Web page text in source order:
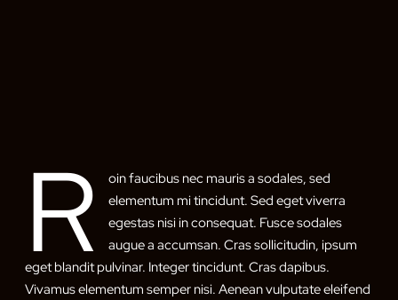
R
oin faucibus nec mauris a sodales, sed
elementum mi tincidunt. Sed eget viverra
egestas nisi in consequat. Fusce sodales
augue a accumsan. Cras sollicitudin, ipsum
eget blandit pulvinar. Integer tincidunt. Cras dapibus.
Vivamus elementum semper nisi. Aenean vulputate eleifend